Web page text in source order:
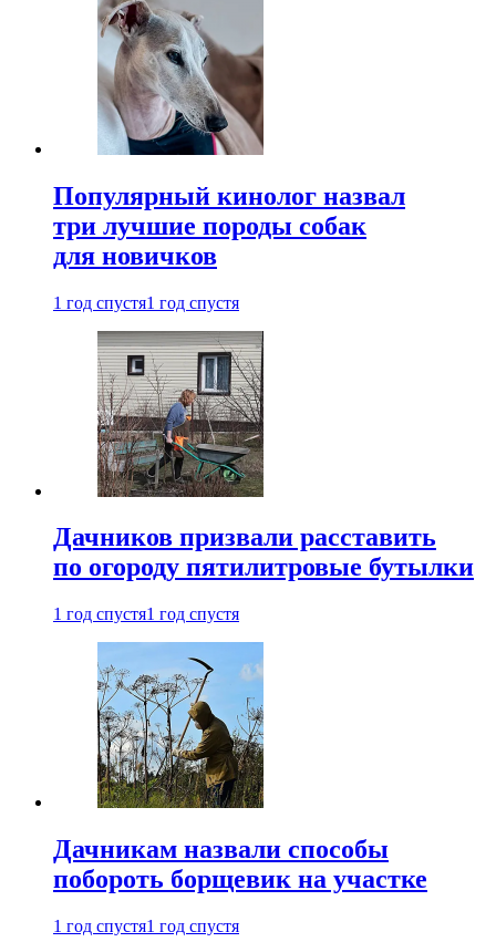
Популярный кинолог назвал
три лучшие породы собак
для новичков
1 год спустя1 год спустя
Дачников призвали расставить
по огороду пятилитровые бутылки
1 год спустя1 год спустя
Дачникам назвали способы
побороть борщевик на участке
1 год спустя1 год спустя